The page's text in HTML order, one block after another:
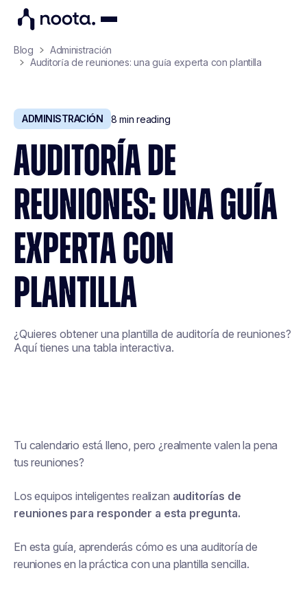
Blog
Administración
Auditoría de reuniones: una guía experta con plantilla
ADMINISTRACIÓN 8 min reading
AUDITORÍA DE
REUNIONES: UNA GUÍA
EXPERTA CON
PLANTILLA
¿Quieres obtener una plantilla de auditoría de reuniones?
Aquí tienes una tabla interactiva.
Tu calendario está lleno, pero ¿realmente valen la pena
tus reuniones?
Los equipos inteligentes realizan auditorías de
reuniones para responder a esta pregunta.
En esta guía, aprenderás cómo es una auditoría de
reuniones en la práctica con una plantilla sencilla.